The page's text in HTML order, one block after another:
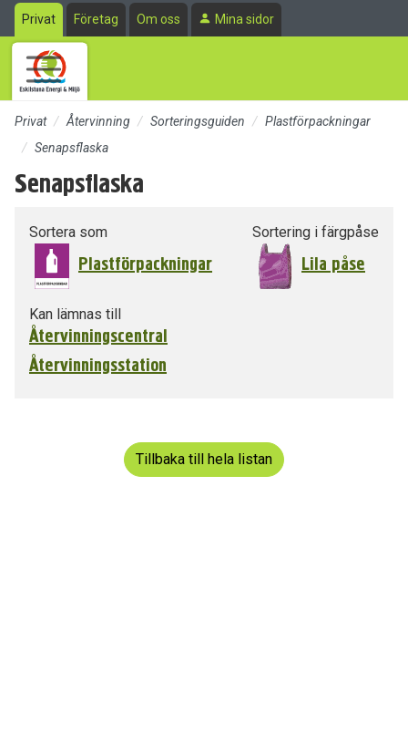
Till sidans huvudinnehåll
Privat Företag Om oss Mina sidor
Privat Återvinning Sorteringsguiden
Plastförpackningar
Senapsflaska
Senapsflaska
Sortera som
Plastförpackningar
Sortering i färgpåse
Lila påse
Kan lämnas till
Återvinningscentral
Återvinningsstation
Tillbaka till hela listan